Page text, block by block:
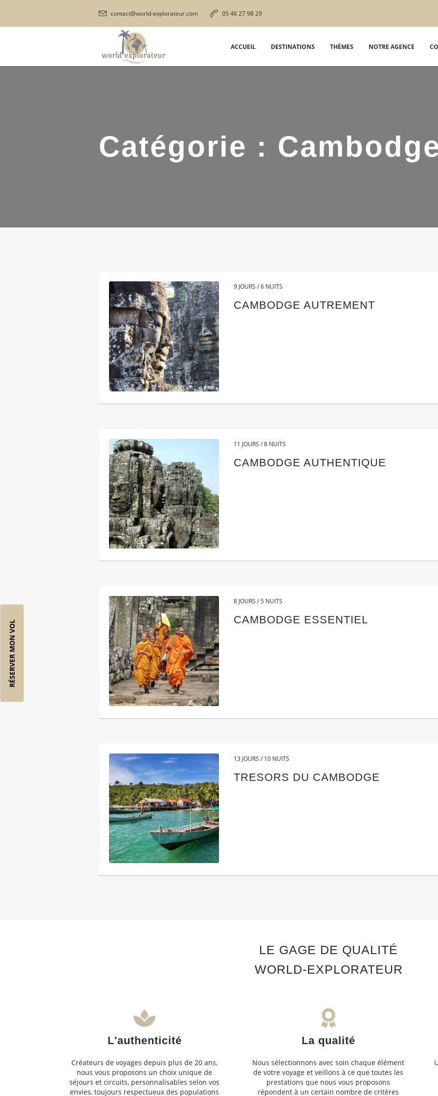
RÉSERVER MON VOL
contact@world-explorateur.com 05 46 27 98 29
ACCUEIL DESTINATIONS THÈMES NOTRE AGENCE
Catégorie :
9 JOURS / 6 NUITS
CAMBODGE AUTREMENT
11 JOURS / 8 NUITS
CAMBODGE AUTHENTIQUE
8 JOURS / 5 NUITS
CAMBODGE ESSENTIEL
13 JOURS / 10 NUITS
TRESORS DU CAMBODGE
LE GAGE DE QUALITÉ
WORLD-EXPLORATEUR
L'authenticité
Créateurs de voyages depuis plus de 20 ans,
nous vous proposons un choix unique de
séjours et circuits, personnalisables selon vos
envies, toujours respectueux des populations
La qualité
Nous sélectionnons avec soin chaque élément
de votre voyage et veillons à ce que toutes les
prestations que nous vous proposons
répondent à un certain nombre de critères